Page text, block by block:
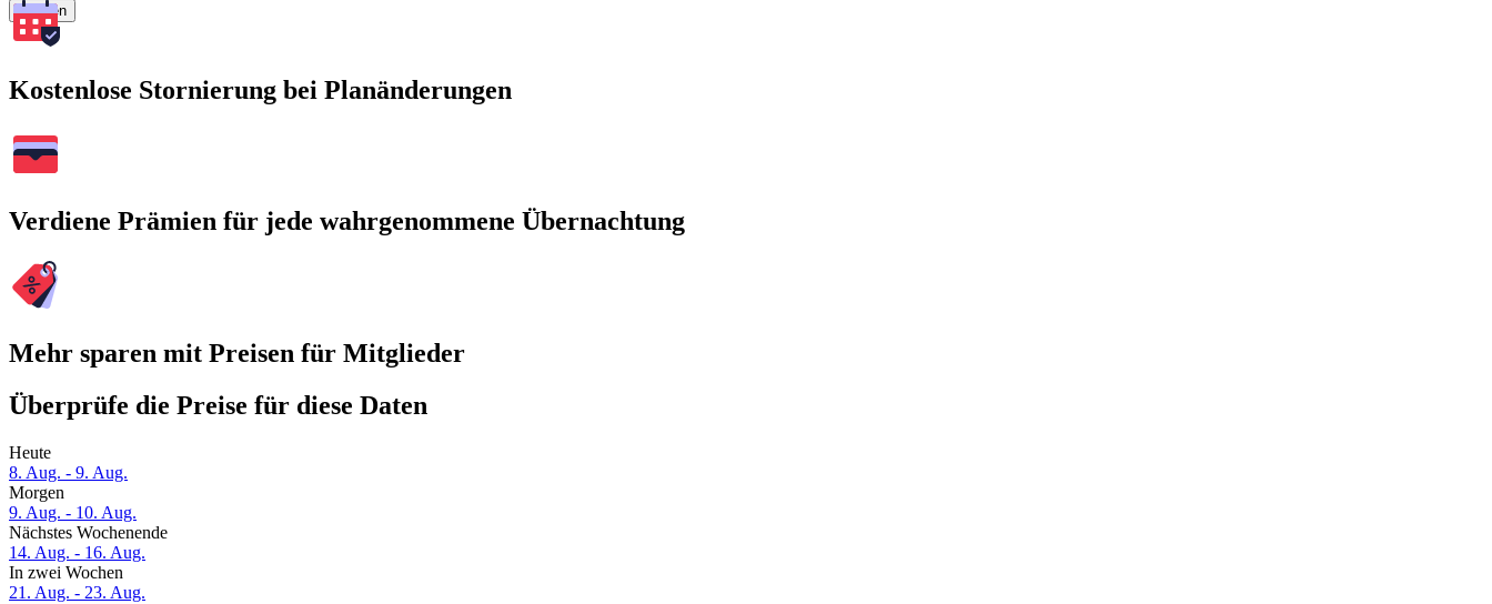
Suchen
Kostenlose Stornierung bei Planänderungen
Verdiene Prämien für jede wahrgenommene Übernachtung
Mehr sparen mit Preisen für Mitglieder
Überprüfe die Preise für diese Daten
Heute
8. Aug. - 9. Aug.
Morgen
9. Aug. - 10. Aug.
Nächstes Wochenende
14. Aug. - 16. Aug.
In zwei Wochen
21. Aug. - 23. Aug.